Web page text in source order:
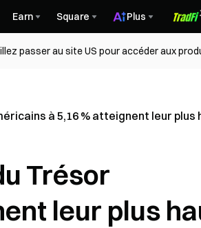
Earn Square Plus
passer au site US pour accéder aux
à 5,16 % atteignent leur plus
Trésor
leur plus